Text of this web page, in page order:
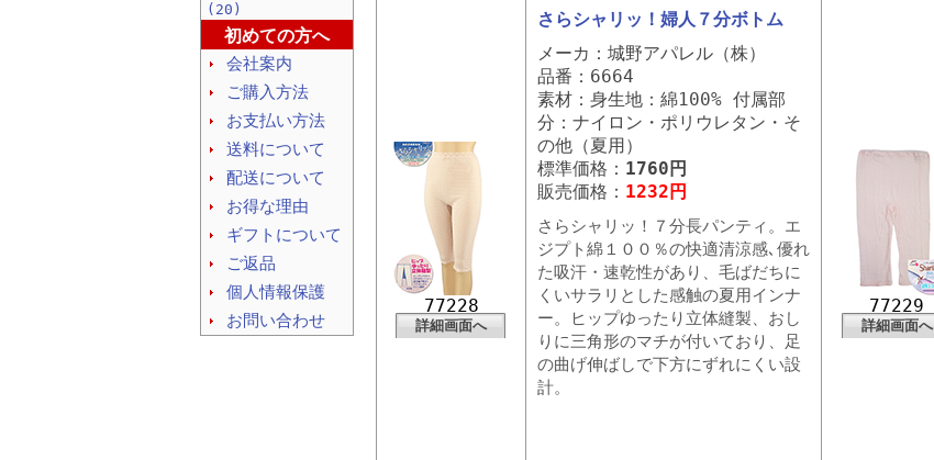
77228
詳細画面へ
さらシャリッ！婦人７分ボトム
メーカ：城野アパレル（株）
品番：6664
素材：身生地：綿100% 付属部
分：ナイロン・ポリウレタン・そ
の他（夏用）
標準価格： 1760円
販売価格： 1232円
さらシャリッ！７分長パンティ。エ
ジプト綿１００％の快適清涼感､優れ
た吸汗・速乾性があり、毛ばだちに
くいサラリとした感触の夏用インナ
ー。ヒップゆったり立体縫製、おし
りに三角形のマチが付いており、足
の曲げ伸ばしで下方にずれにくい設
計。
77229
詳細画面へ
(20)
初めての方へ
会社案内
ご購入方法
お支払い方法
送料について
配送について
お得な理由
ギフトについて
ご返品
個人情報保護
お問い合わせ